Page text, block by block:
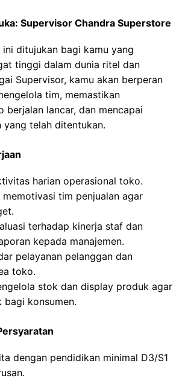
Supervisor Chandra Superstore
ditujukan bagi kamu yang
tinggi dalam dunia ritel dan
Supervisor, kamu akan berperan
tim, memastikan
berjalan lancar, dan mencapai
yang telah ditentukan.
harian operasional toko.
memotivasi tim penjualan agar
terhadap kinerja staf dan
kepada manajemen.
pelayanan pelanggan dan
toko.
stok dan display produk agar
bagi konsumen.
dengan pendidikan minimal D3/S1